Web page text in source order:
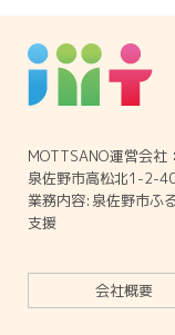
MOTTSANO運営会社
泉佐野市高松北1-2-
業務内容:泉佐野市ふ
支援
会社概要